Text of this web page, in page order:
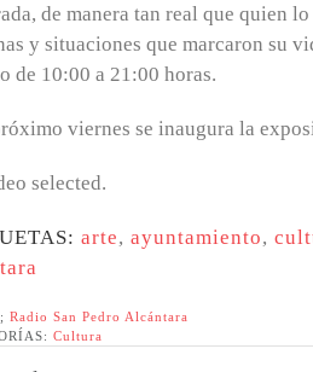
de manera tan real que quien
y situaciones que marcaron su
de 10:00 a 21:00 horas.
selected.
arte, ayuntamiento,
Radio San Pedro Alcántara
Cultura